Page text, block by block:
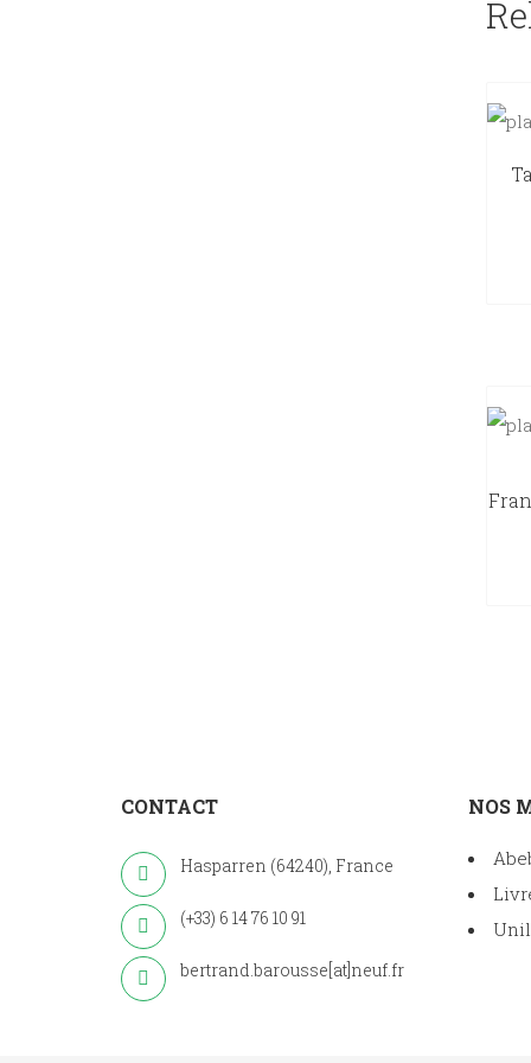
CONTACT
Hasparren (64240), France
(+33) 6 14 76 10 91
bertrand.barousse[at]neuf.fr
NOS